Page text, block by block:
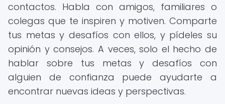
contactos. Habla con amigos, familiares o
colegas que te inspiren y motiven. Comparte
tus metas y desafíos con ellos, y pídeles su
opinión y consejos. A veces, solo el hecho de
hablar sobre tus metas y desafíos con
alguien de confianza puede ayudarte a
encontrar nuevas ideas y perspectivas.